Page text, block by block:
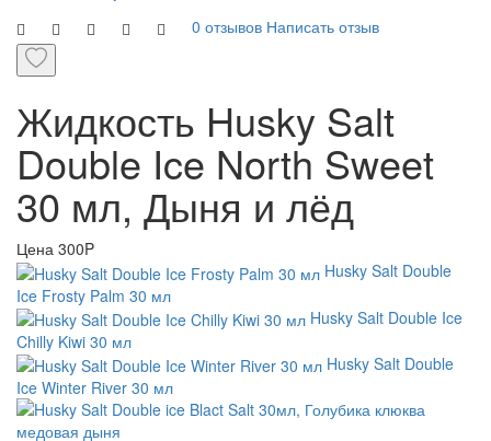
0 отзывов Написать отзыв
Жидкость Husky Salt
Double Ice North Sweet
30 мл, Дыня и лёд
Цена 300P
Husky Salt Double
Ice Frosty Palm 30 мл
Husky Salt Double Ice
Chilly Kiwi 30 мл
Husky Salt Double
Ice Winter River 30 мл